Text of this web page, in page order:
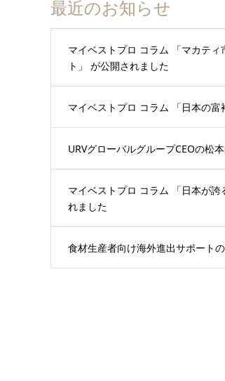
最近のお知らせ
マイベストプロ コラム 「マカテ
ト」 が公開されました
マイベストプロ コラム 「日本の
URVグローバルグループCEOの松
マイベストプロ コラム 「日本が
れました
食材生産者向け海外進出サポート